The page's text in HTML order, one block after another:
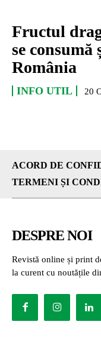
Fructul
se
România
INFO UTIL 20
ACORD DE
TERMENI ȘI
DESPRE NOI
Revistă online și print
la curent cu noutățile